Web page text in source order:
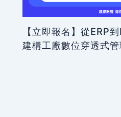
【立即報名】從ERP
建構工廠數位穿透式管